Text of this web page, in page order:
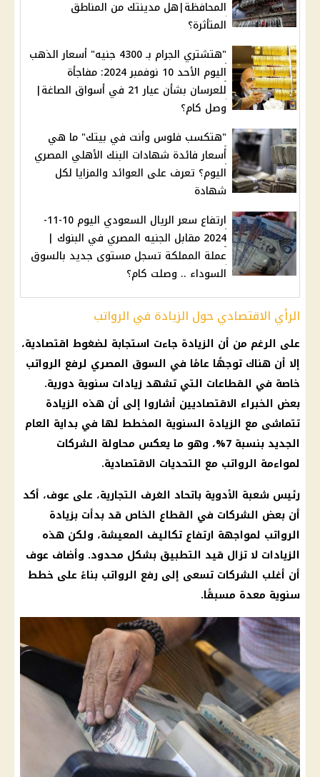
المحافظة|هل مدينتك من المناطق
المتأثرة؟
"هتشتري الجرام بـ 4300 جنيه" أسعار الذهب
اليوم الأحد 10 نوفمبر 2024: مفاجأة
للعرسان بشأن عيار 21 في أسواق الصاغة|
وصل كام؟
"هتكسب فلوس وأنت في بيتك" ما هي
أسعار فائدة شهادات البنك الأهلي المصري
اليوم؟ تعرف على العوائد والمزايا لكل
شهادة
ارتفاع سعر الريال السعودي اليوم 10-11-
2024 مقابل الجنيه المصري في البنوك |
عملة المملكة تسجل مستوى جديد بالسوق
السوداء .. وصلت كام؟
الرأي الاقتصادي حول الزيادة في الرواتب
على الرغم من أن الزيادة جاءت استجابة لضغوط اقتصادية،
إلا أن هناك توجهًا عامًا في السوق المصري لرفع الرواتب
خاصة في القطاعات التي تشهد زيادات سنوية دورية.
بعض الخبراء الاقتصاديين أشاروا إلى أن هذه الزيادة
تتماشى مع الزيادة السنوية المخطط لها في بداية العام
الجديد بنسبة 7%، وهو ما يعكس محاولة الشركات
لمواءمة الرواتب مع التحديات الاقتصادية.
رئيس شعبة الأدوية باتحاد الغرف التجارية، على عوف، أكد
أن بعض الشركات في القطاع الخاص قد بدأت بزيادة
الرواتب لمواجهة ارتفاع تكاليف المعيشة، ولكن هذه
الزيادات لا تزال قيد التطبيق بشكل محدود. وأضاف عوف
أن أغلب الشركات تسعى إلى رفع الرواتب بناءً على خطط
سنوية معدة مسبقًا.